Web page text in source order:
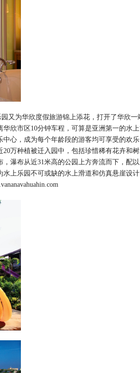
又为华欣度假旅游锦上添花，打开了华欣一
欣市区10分钟车程，可算是亚洲第一的水
心，成为每个年龄段的游客均可享受的欢乐
万种植被迁入园中，包括珍惜稀有花卉和
瀑布从近31米高的公园上方奔流而下，配
上乐园不可或缺的水上滑道和仿真悬崖设计